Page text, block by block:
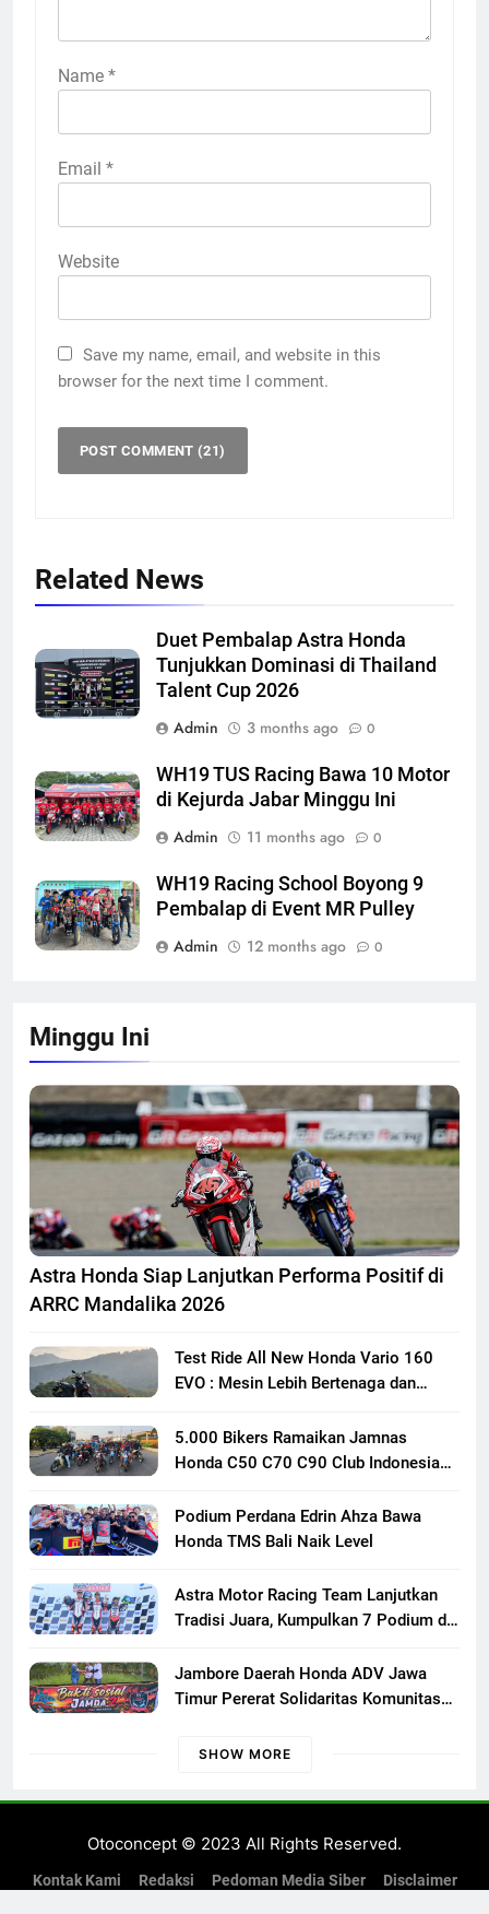
Name *
Email *
Website
Save my name, email, and website in this
browser for the next time I comment.
Related News
Duet Pembalap Astra Honda
Tunjukkan Dominasi di Thailand
Talent Cup 2026
Admin
3 months ago 0
WH19 TUS Racing Bawa 10 Motor
di Kejurda Jabar Minggu Ini
Admin
11 months ago 0
WH19 Racing School Boyong 9
Pembalap di Event MR Pulley
Admin
12 months ago 0
Minggu Ini
Astra Honda Siap Lanjutkan Performa Positif di
ARRC Mandalika 2026
Test Ride All New Honda Vario 160
EVO : Mesin Lebih Bertenaga dan
5.000 Bikers Ramaikan Jamnas
Honda C50 C70 C90 Club Indonesia
Persaudaraan Pecinta Motor Klasik
Honda
Podium Perdana Edrin Ahza Bawa
Honda TMS Bali Naik Level
Astra Motor Racing Team Lanjutkan
Tradisi Juara, Kumpulkan 7 Podium di
Jambore Daerah Honda ADV Jawa
Timur Pererat Solidaritas Komunitas
di Banyuwangi
SHOW MORE
Otoconcept © 2023 All Rights Reserved.
Kontak Kami Redaksi Pedoman Media Siber Disclaimer